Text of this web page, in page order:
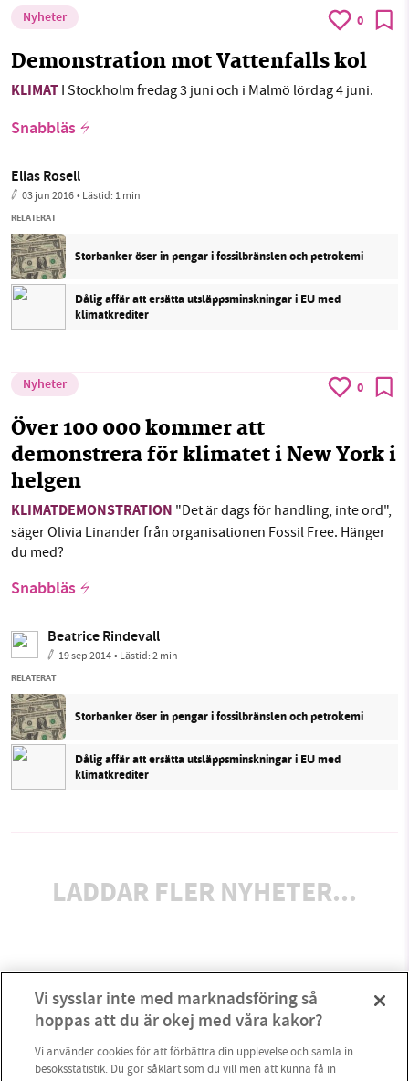
Nyheter 0
Demonstration mot Vattenfalls kol
KLIMAT I Stockholm fredag 3 juni och i Malmö lördag 4 juni.
Snabbläs
Elias Rosell
03 jun 2016• Lästid: 1 min
RELATERAT
Storbanker öser in pengar i fossilbränslen och petrokemi
Dålig affär att ersätta utsläppsminskningar i EU med
klimatkrediter
Nyheter 0
Över 100 000 kommer att
demonstrera för klimatet i New York i
helgen
KLIMATDEMONSTRATION "Det är dags för handling, inte ord",
säger Olivia Linander från organisationen Fossil Free. Hänger
du med?
Snabbläs
Beatrice Rindevall
19 sep 2014• Lästid:2 min
RELATERAT
Storbanker öser in pengar i fossilbränslen och petrokemi
Dålig affär att ersätta utsläppsminskningar i EU med
klimatkrediter
LADDAR FLER NYHETER...
Vi sysslar inte med marknadsföring så
hoppas att du är okej med våra kakor?
Vi använder cookies för att förbättra din upplevelse och samla in
besöksstatistik. Du gör såklart som du vill men att kunna få in